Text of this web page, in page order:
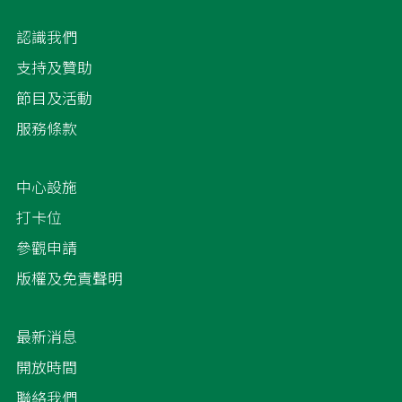
認識我們
支持及贊助
節目及活動
服務條款
中心設施
打卡位
參觀申請
版權及免責聲明
最新消息
開放時間
聯絡我們